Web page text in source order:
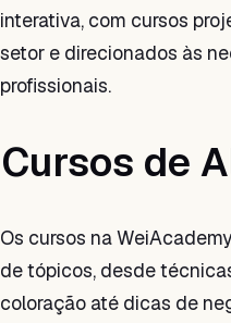
interativa, com cursos
setor e direcionados às
profissionais.
Cursos de
Os cursos na
de tópicos, desde
coloração até dicas de